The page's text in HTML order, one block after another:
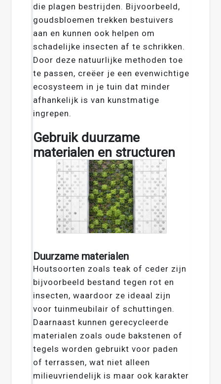
die plagen bestrijden. Bijvoorbeeld,
goudsbloemen trekken bestuivers
aan en kunnen ook helpen om
schadelijke insecten af te schrikken.
Door deze natuurlijke methoden toe
te passen, creëer je een evenwichtige
ecosysteem in je tuin dat minder
afhankelijk is van kunstmatige
ingrepen.
Gebruik duurzame
materialen en structuren
Duurzame materialen
Houtsoorten zoals teak of ceder zijn
bijvoorbeeld bestand tegen rot en
insecten, waardoor ze ideaal zijn
voor tuinmeubilair of schuttingen.
Daarnaast kunnen gerecycleerde
materialen zoals oude bakstenen of
tegels worden gebruikt voor paden
of terrassen, wat niet alleen
milieuvriendelijk is maar ook karakter